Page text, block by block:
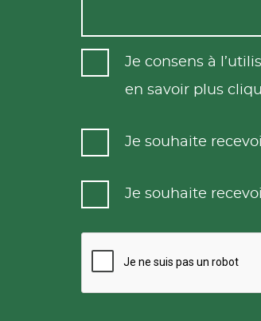
Je consens à
en savoir plus
Je souhaite
Je souhaite